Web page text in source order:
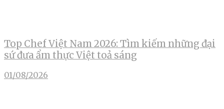
Top Chef Việt Nam 2026: Tìm kiếm những đại
sứ đưa ẩm thực Việt toả sáng
01/08/2026